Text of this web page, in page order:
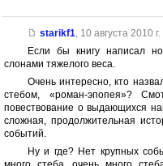
starikf1 10 августа 2010 г.
Если бы книгу написал
слонами тяжелого веса.
Очень интересно, кто
стебом, «роман-эпопея»?
повествование о выдающихся
сложная, продолжительная
событий.
Ну и где? Нет крупных